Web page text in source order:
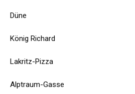
Düne
König Richard
Lakritz-Pizza
Alptraum-Gasse